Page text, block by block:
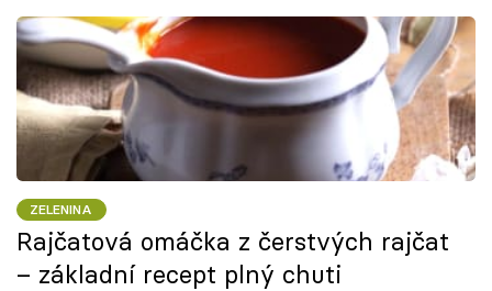
Přihlášení
Sledujte nás
ZELENINA
Rajčatová omáčka z čerstvých rajčat
– základní recept plný chuti